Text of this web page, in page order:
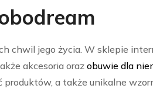
chwil jego życia. W sklepie
akcesoria oraz obuwie dla
a także unikalne